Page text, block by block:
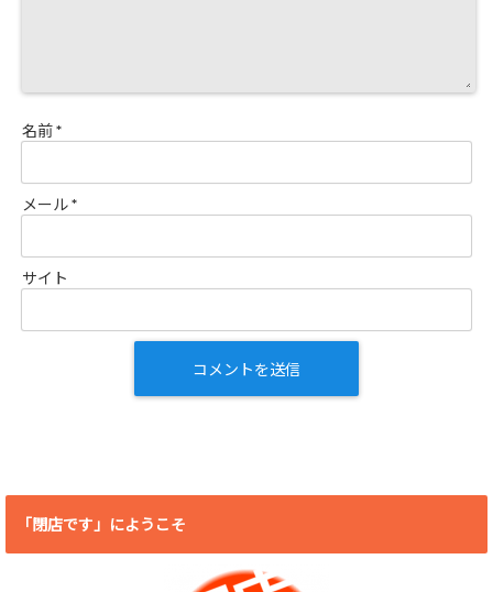
名前*
メール*
サイト
「閉店です」にようこそ